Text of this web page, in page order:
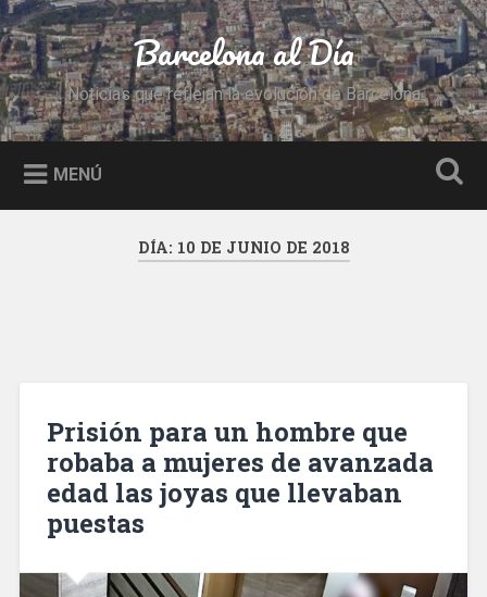
Saltar
al
contenido
Buscar Barcelona al Día
Noticias que reflejan la evolución de Barcelona
MENÚ
DÍA: 10 DE JUNIO DE 2018
Prisión para un hombre que
robaba a mujeres de avanzada
edad las joyas que llevaban
puestas